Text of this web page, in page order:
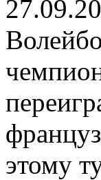
этому